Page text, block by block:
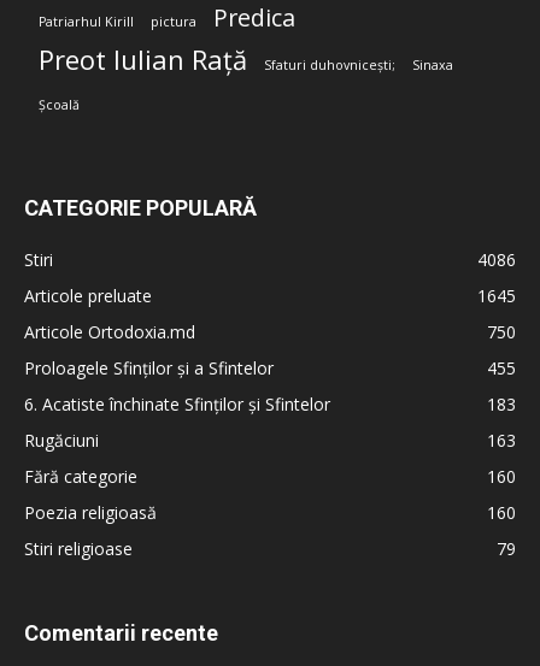
Patriarhul Kirill pictura Predica
Preot Iulian Rață Sfaturi duhovnicești; Sinaxa
Școală
CATEGORIE POPULARĂ
Stiri
4086
Articole preluate
1645
Articole Ortodoxia.md
750
Proloagele Sfinților și a Sfintelor
455
6. Acatiste închinate Sfinților și Sfintelor
183
Rugăciuni
163
Fără categorie
160
Poezia religioasă
160
Stiri religioase
79
Comentarii recente